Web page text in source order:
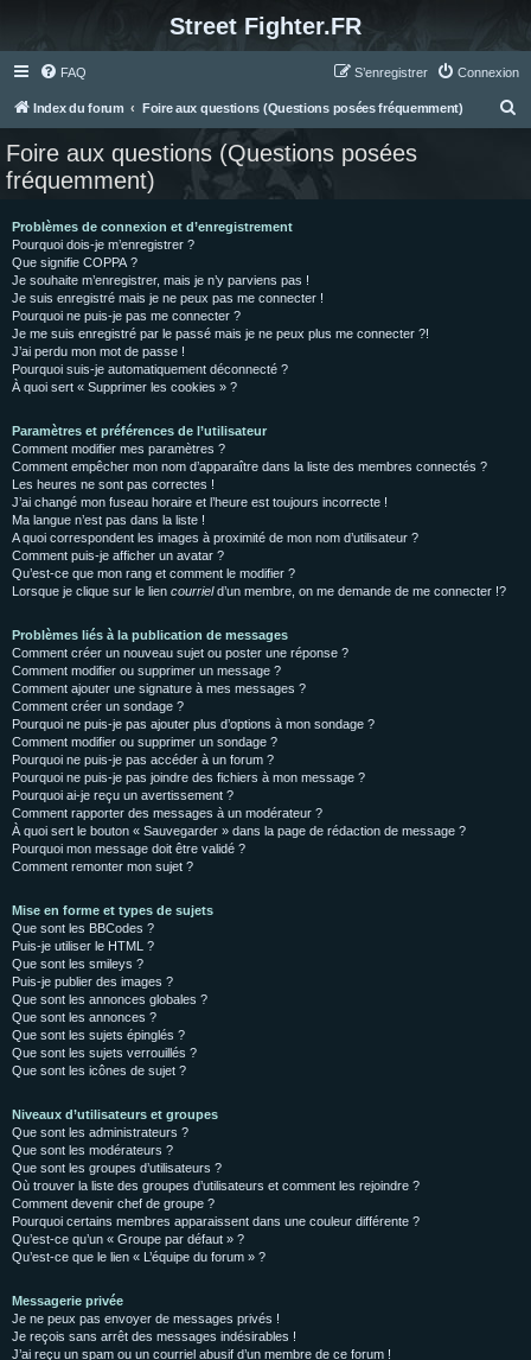
Street Fighter.FR
FAQ Connexion
S’enregistrer
Index du forum Foire aux questions (Questions posées fréquemment)
Foire aux questions (Questions posées
fréquemment)
Problèmes de connexion et d’enregistrement
Pourquoi dois-je m’enregistrer ?
Que signifie COPPA ?
Je souhaite m’enregistrer, mais je n’y parviens pas !
Je suis enregistré mais je ne peux pas me connecter !
Pourquoi ne puis-je pas me connecter ?
Je me suis enregistré par le passé mais je ne peux plus me connecter ?!
J’ai perdu mon mot de passe !
Pourquoi suis-je automatiquement déconnecté ?
À quoi sert « Supprimer les cookies » ?
Paramètres et préférences de l’utilisateur
Comment modifier mes paramètres ?
Comment empêcher mon nom d’apparaître dans la liste des membres connectés ?
Les heures ne sont pas correctes !
J’ai changé mon fuseau horaire et l’heure est toujours incorrecte !
Ma langue n’est pas dans la liste !
A quoi correspondent les images à proximité de mon nom d’utilisateur ?
Comment puis-je afficher un avatar ?
Qu’est-ce que mon rang et comment le modifier ?
Lorsque je clique sur le lien courrield’un membre, on me demande de me connecter !?
Problèmes liés à la publication de messages
Comment créer un nouveau sujet ou poster une réponse ?
Comment modifier ou supprimer un message ?
Comment ajouter une signature à mes messages ?
Comment créer un sondage ?
Pourquoi ne puis-je pas ajouter plus d’options à mon sondage ?
Comment modifier ou supprimer un sondage ?
Pourquoi ne puis-je pas accéder à un forum ?
Pourquoi ne puis-je pas joindre des fichiers à mon message ?
Pourquoi ai-je reçu un avertissement ?
Comment rapporter des messages à un modérateur ?
À quoi sert le bouton « Sauvegarder » dans la page de rédaction de message ?
Pourquoi mon message doit être validé ?
Comment remonter mon sujet ?
Mise en forme et types de sujets
Que sont les BBCodes ?
Puis-je utiliser le HTML ?
Que sont les smileys ?
Puis-je publier des images ?
Que sont les annonces globales ?
Que sont les annonces ?
Que sont les sujets épinglés ?
Que sont les sujets verrouillés ?
Que sont les icônes de sujet ?
Niveaux d’utilisateurs et groupes
Que sont les administrateurs ?
Que sont les modérateurs ?
Que sont les groupes d’utilisateurs ?
Où trouver la liste des groupes d’utilisateurs et comment les rejoindre ?
Comment devenir chef de groupe ?
Pourquoi certains membres apparaissent dans une couleur différente ?
Qu’est-ce qu’un « Groupe par défaut » ?
Qu’est-ce que le lien « L’équipe du forum » ?
Messagerie privée
Je ne peux pas envoyer de messages privés !
Je reçois sans arrêt des messages indésirables !
J’ai reçu un spam ou un courriel abusif d’un membre de ce forum !